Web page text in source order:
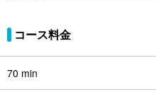
コース料金
70 min